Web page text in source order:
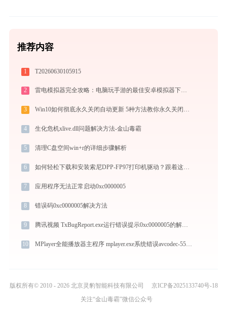
推荐内容
1 T20260630105915
2 雷电模拟器完全攻略：电脑玩手游的最佳安卓模拟器下载安装与优化配置指南
3 Win10如何彻底永久关闭自动更新 5种方法教你永久关闭win10自动更新
4 生化危机xlive.dll问题解决方法-金山毒霸
5 清理C盘空间win+r的详细步骤解析
6 如何轻松下载和安装索尼DPP-FP97打印机驱动？跟着这篇指南走
7 应用程序无法正常启动0xc0000005
8 错误码0xc0000005解决方法
9 腾讯视频 TxBugReport.exe运行错误提示0xc0000005的解决办法
10 MPlayer全能播放器主程序 mplayer.exe系统错误avcodec-55.dll丢失如何解决
版权所有© 2010 - 2026 北京灵豹智能科技有限公司
京ICP备2025133740号-18
关注“金山毒霸”微信公众号